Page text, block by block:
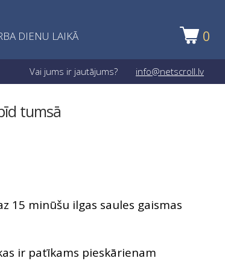
DIENU LAIKĀ 0
Vai jums ir jautājums? info@netscroll.lv
tumsā
15 minūšu ilgas saules gaismas
ir patīkams pieskārienam